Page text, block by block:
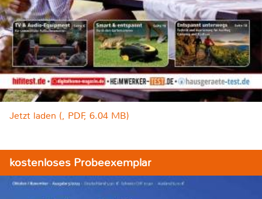
Jetzt laden (, PDF, 6.04 MB)
kostenloses Probeexemplar